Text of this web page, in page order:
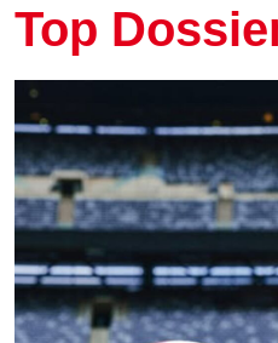
Top